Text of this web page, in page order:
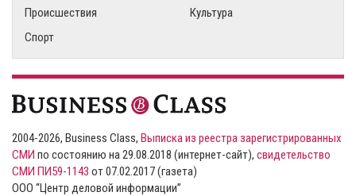
Происшествия
Культура
Спорт
2004-2026, Business Class, Выписка из реестра зарегистрированных
СМИ по состоянию на 29.08.2018 (интернет-сайт), свидетельство
СМИ ПИ59-1143 от 07.02.2017 (газета)
ООО “Центр деловой информации”